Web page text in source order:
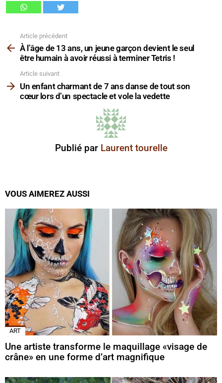
plus
Article précédent
À l’âge de 13 ans, un jeune garçon devient le seul
être humain à avoir réussi à terminer Tetris !
Article suivant
Un enfant charmant de 7 ans danse de tout son
cœur lors d’un spectacle et vole la vedette
Publié par Laurent tourelle
VOUS AIMEREZ AUSSI
ART
Une artiste transforme le maquillage «visage de
crâne» en une forme d’art magnifique